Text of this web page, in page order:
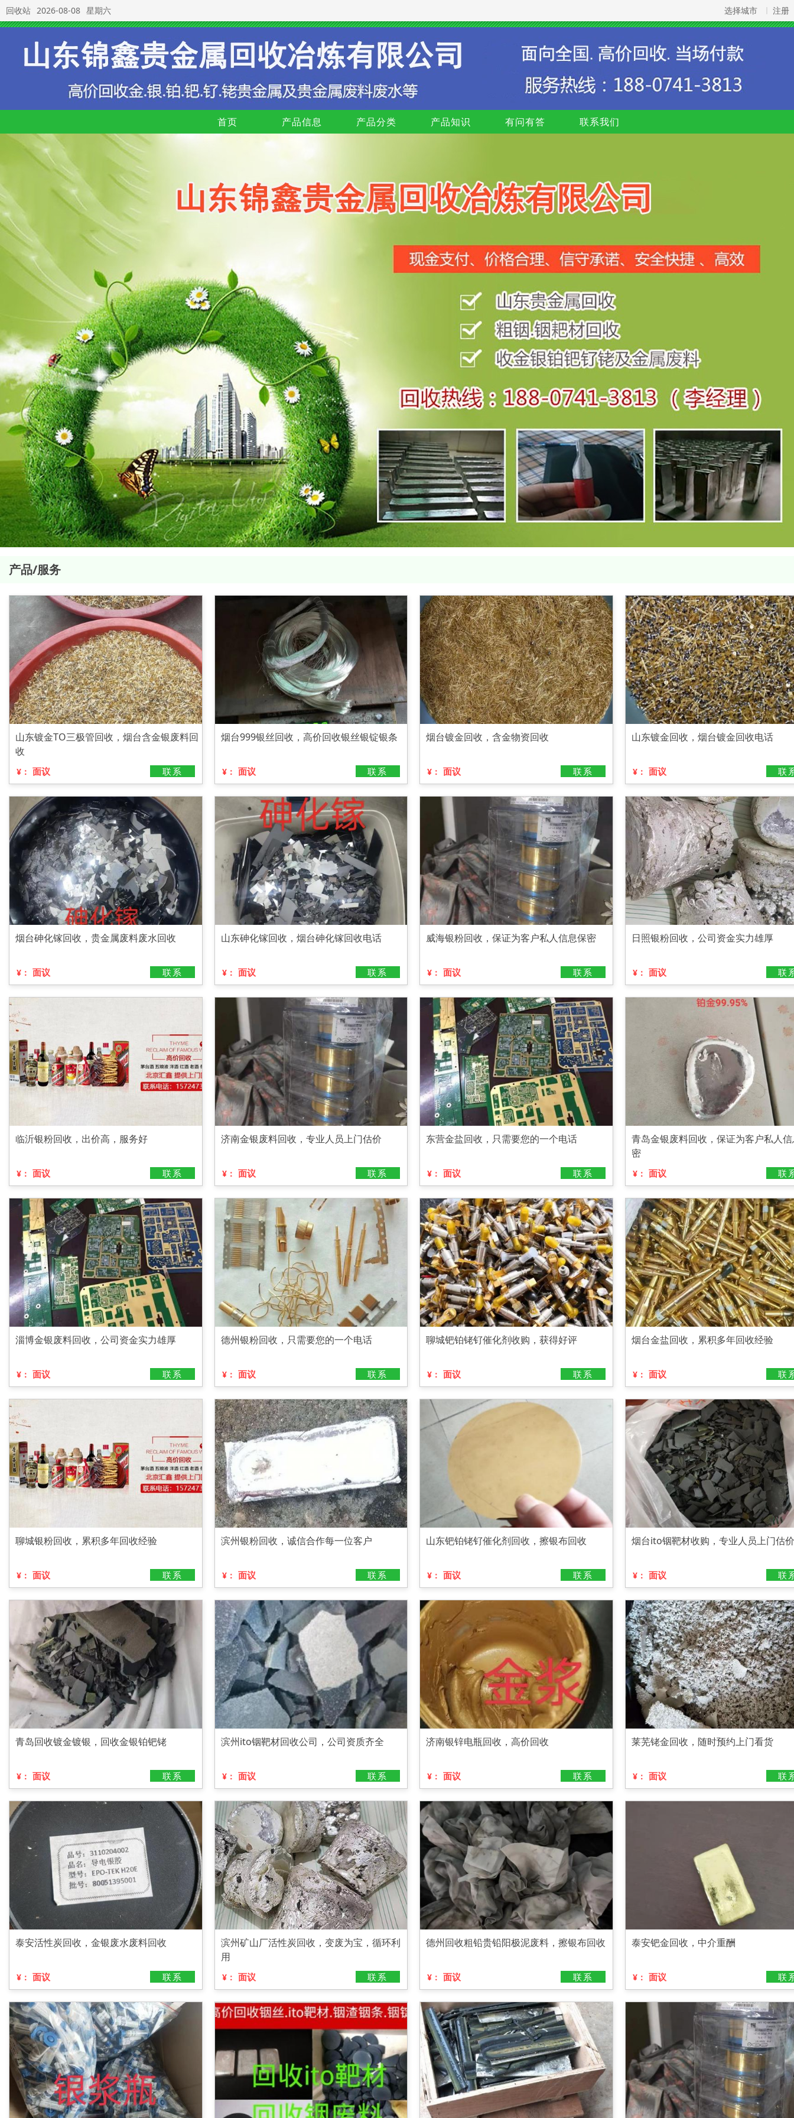
回收站 2026-08-08 星期六 选择城市 注册
首页 产品信息 产品分类 产品知识 有问有答 联系我们
产品/服务
山东镀金TO三极管回收，烟台含金银废料回
收
¥： 面议 联系
烟台999银丝回收，高价回收银丝银锭银条
¥： 面议 联系
烟台镀金回收，含金物资回收
¥： 面议 联系
山东镀金回收，烟台镀金回收电话
¥： 面议 联
烟台砷化镓回收，贵金属废料废水回收
¥： 面议 联系
山东砷化镓回收，烟台砷化镓回收电话
¥： 面议 联系
威海银粉回收，保证为客户私人信息保密
¥： 面议 联系
日照银粉回收，公司资金实力雄厚
¥： 面议 联
临沂银粉回收，出价高，服务好
¥： 面议 联系
济南金银废料回收，专业人员上门估价
¥： 面议 联系
东营金盐回收，只需要您的一个电话
¥： 面议 联系
青岛金银废料回收，保证为客户私人
密
¥： 面议 联
淄博金银废料回收，公司资金实力雄厚
¥： 面议 联系
德州银粉回收，只需要您的一个电话
¥： 面议 联系
聊城钯铂铑钌催化剂收购，获得好评
¥： 面议 联系
烟台金盐回收，累积多年回收经验
¥： 面议 联
聊城银粉回收，累积多年回收经验
¥： 面议 联系
滨州银粉回收，诚信合作每一位客户
¥： 面议 联系
山东钯铂铑钌催化剂回收，擦银布回收
¥： 面议 联系
烟台ito铟靶材收购，专业人员上门估价
¥： 面议 联
青岛回收镀金镀银，回收金银铂钯铑
¥： 面议 联系
滨州ito铟靶材回收公司，公司资质齐全
¥： 面议 联系
济南银锌电瓶回收，高价回收
¥： 面议 联系
莱芜铑金回收，随时预约上门看货
¥： 面议 联
泰安活性炭回收，金银废水废料回收
¥： 面议 联系
滨州矿山厂活性炭回收，变废为宝，循环利
用
¥： 面议 联系
德州回收粗铅贵铅阳极泥废料，擦银布回收
¥： 面议 联系
泰安钯金回收，中介重酬
¥： 面议 联